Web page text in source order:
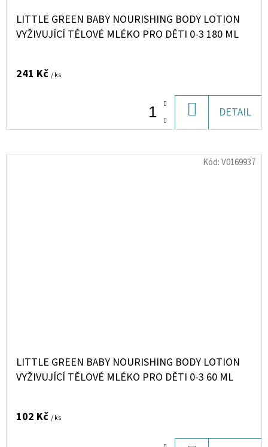
LITTLE GREEN BABY NOURISHING BODY LOTION
VYŽIVUJÍCÍ TĚLOVÉ MLÉKO PRO DĚTI 0-3 180 ML
241 Kč / ks
KOŠÍKU
DETAIL
LITTLE GREEN BABY NOURISHING BODY LOTION
VYŽIVUJÍCÍ TĚLOVÉ MLÉKO PRO DĚTI 0-3 60 ML
102 Kč / ks
Kód:V0169937